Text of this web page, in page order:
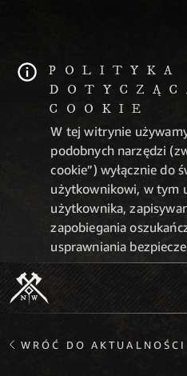
POLITYKA
COOKIE
W tej witrynie
podobnych narzędzi
cookie”) wyłącznie do
użytkownikowi, w tym
użytkownika,
zapobiegania
usprawniania
WRÓĆ DO AKTUALNOŚCI